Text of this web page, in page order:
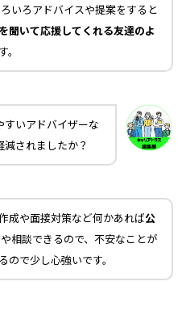
いろアドバイスや提案をすると
聞いて応援してくれる友達のよ
すいアドバイザーな
されましたか？
成や面接対策など何かあれば公
相談できるので、不安なことが
ので少し心強いです。